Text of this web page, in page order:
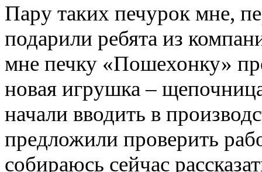
Пару таких печурок мне,
подарили ребята из
мне печку «Пошехонку»
новая игрушка –
начали вводить в
предложили проверить
собираюсь сейчас